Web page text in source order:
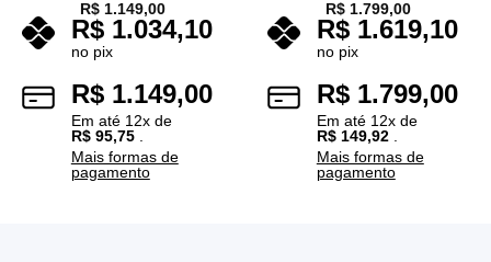
R$ 1.149,00
R$1.034,10
no pix
R$1.149,00
Em até 12x de
R$95,75.
Mais formas de
pagamento
R$ 1.799,00
R$1.619,10
no pix
R$1.799,00
Em até 12x de
R$149,92.
Mais formas de
pagamento